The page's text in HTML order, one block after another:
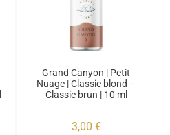
Grand Canyon | Petit
Nuage | Classic blond –
Classic brun | 10 ml
3,00 €